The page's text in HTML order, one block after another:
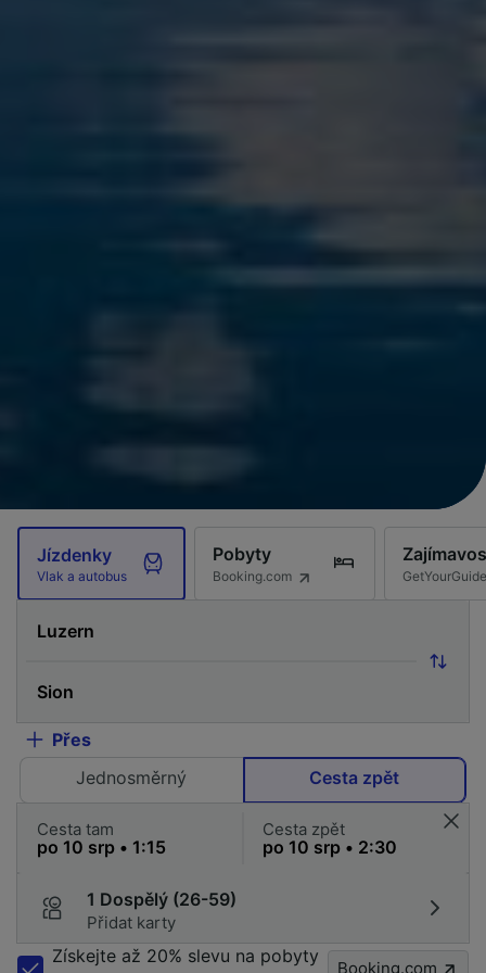
Jízdenky
Vlak a autobus
Pobyty
Booking.com GetYourGuide
Přes
Jednosměrný
Cesta zpět
Cesta tam Cesta zpět
1 Dospělý (26-59)
Přidat karty
Získejte až 20% slevu na pobyty
Booking.com